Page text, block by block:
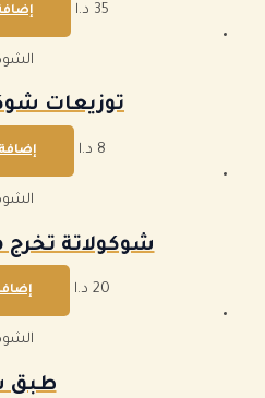
35 د.ا
توزيعات
8 د.ا
شوكولاتة
20 د.ا
طبق